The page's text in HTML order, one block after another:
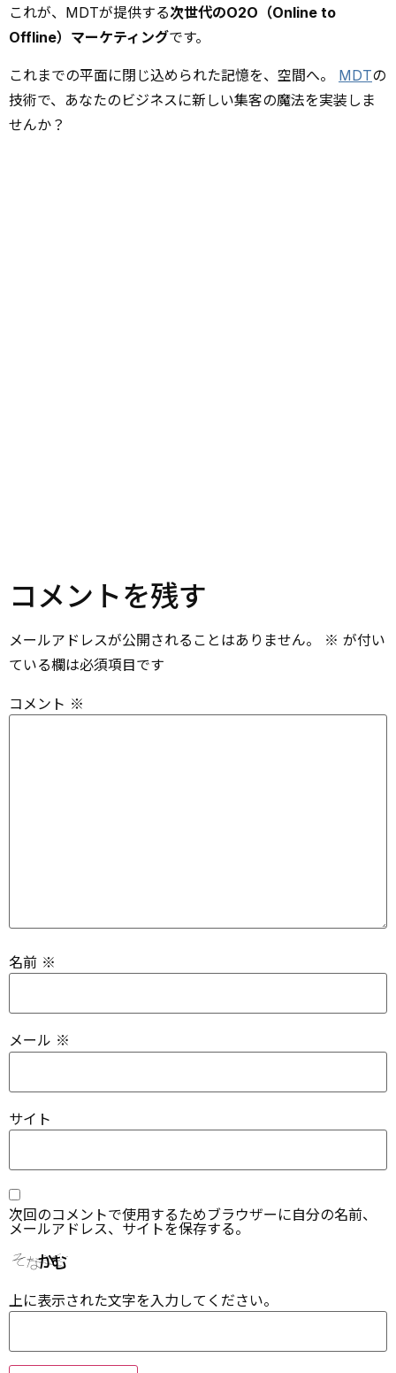
これが、MDTが提供する次世代のO2O（Online to
Offline）マーケティングです。
これまでの平面に閉じ込められた記憶を、空間へ。 MDTの
技術で、あなたのビジネスに新しい集客の魔法を実装しま
せんか？
コメントを残す
メールアドレスが公開されることはありません。 ※ が付い
ている欄は必須項目です
コメント ※
名前 ※
メール ※
サイト
次回のコメントで使用するためブラウザーに自分の名前、
メールアドレス、サイトを保存する。
上に表示された文字を入力してください。